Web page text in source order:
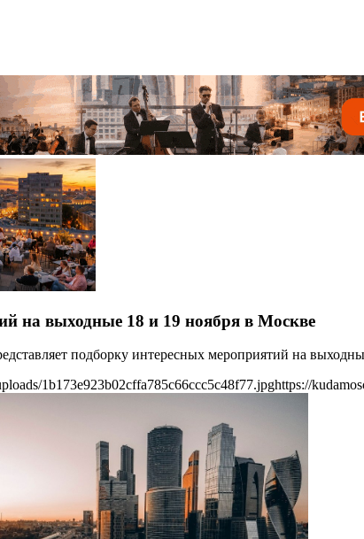
на выходные 18 и 19 ноября в Москве
подборку интересных мероприятий на
1b173e923b02cffa785c66ccc5c48f77.jpghttps://